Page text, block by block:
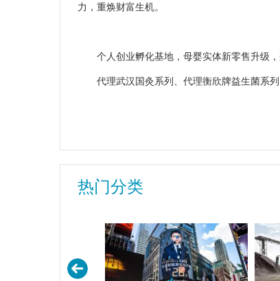
力，重焕财富生机。
个人创业孵化基地，母婴实体新零售升级，
代理武汉国灸系列、代理衡欣牌益生菌系列
热门分类